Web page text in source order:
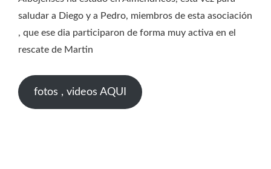
saludar a Diego y a Pedro, miembros de esta asociación
, que ese dia participaron de forma muy activa en el
rescate de Martin
fotos , videos AQUI